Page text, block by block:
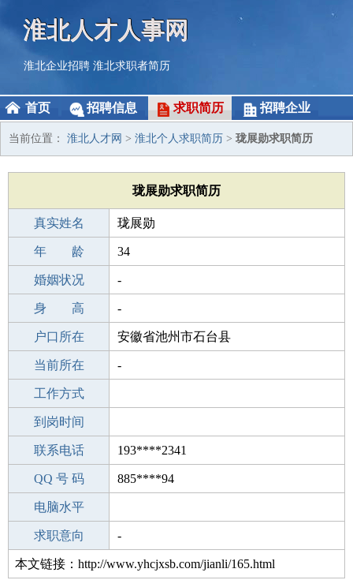
淮北人才人事网
淮北企业招聘 淮北求职者简历
首页 招聘信息 求职简历 招聘企业
当前位置： 淮北人才网 > 淮北个人求职简历 > 珑展勋求职简历
珑展勋求职简历
真实姓名 珑展勋
性 别 男
年 龄 34
出生年月 1992-01-18
婚姻状况 -
学 历 专科
身 高 -
毕业学校 专科
户口所在 安徽省池州市石台县
所学专业 -
当前所在 -
工作经验
工作方式
驾 照
到岗时间
期望月薪
联系电话 193****2341
手机号码 193****2341
QQ 号 码 885****94
微信号码
电脑水平
外语水平
求职意向 -
本文链接：http://www.yhcjxsb.com/jianli/165.html